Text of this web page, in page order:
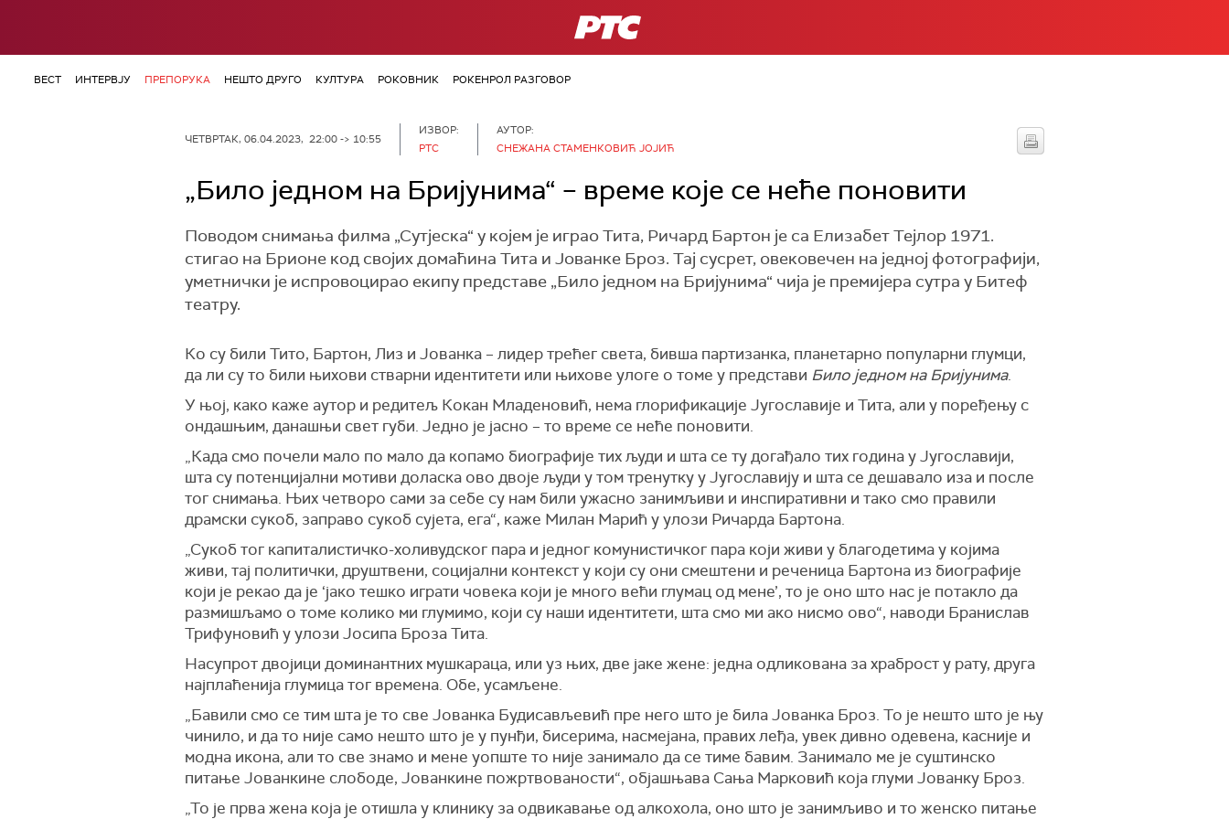
РТС
ВЕСТ ИНТЕРВЈУ ПРЕПОРУКА НЕШТО ДРУГО КУЛТУРА РОКОВНИК РОКЕНРОЛ РАЗГОВОР
ЧЕТВРТАК, 06.04.2023, 22:00 -> 10:55
ИЗВОР:
РТС
АУТОР:
СНЕЖАНА СТАМЕНКОВИЋ ЈОЈИЋ
„Било једном на Бријунима“ – време које се неће поновити
Поводом снимања филма „Сутјеска“ у којем је играо Тита, Ричард Бартон је са Елизабет Тејлор 1971.
стигао на Брионе код својих домаћина Тита и Јованке Броз. Тај сусрет, овековечен на једној фотографији,
уметнички је испровоцирао екипу представе „Било једном на Бријунима“ чија је премијера сутра у Битеф
театру.
Ко су били Тито, Бартон, Лиз и Јованка – лидер трећег света, бивша партизанка, планетарно популарни глумци,
да ли су то били њихови стварни идентитети или њихове улоге о томе у представи Било једном на Бријунима.
У њој, како каже аутор и редитељ Кокан Младеновић, нема глорификације Југославије и Тита, али у поређењу с
ондашњим, данашњи свет губи. Једно је јасно – то време се неће поновити.
„Када смо почели мало по мало да копамо биографије тих људи и шта се ту догађало тих година у Југославији,
шта су потенцијални мотиви доласка ово двоје људи у том тренутку у Југославију и шта се дешавало иза и после
тог снимања. Њих четворо сами за себе су нам били ужасно занимљиви и инспиративни и тако смо правили
драмски сукоб, заправо сукоб сујета, ега“, каже Милан Марић у улози Ричарда Бартона.
„Сукоб тог капиталистичко-холивудског пара и једног комунистичког пара који живи у благодетима у којима
живи, тај политички, друштвени, социјални контекст у који су они смештени и реченица Бартона из биографије
који је рекао да је ‘јако тешко играти човека који је много већи глумац од мене’, то је оно што нас је потакло да
размишљамо о томе колико ми глумимо, који су наши идентитети, шта смо ми ако нисмо ово“, наводи Бранислав
Трифуновић у улози Јосипа Броза Тита.
Насупрот двојици доминантних мушкараца, или уз њих, две јаке жене: једна одликована за храброст у рату, друга
најплаћенија глумица тог времена. Обе, усамљене.
„Бавили смо се тим шта је то све Јованка Будисављевић пре него што је била Јованка Броз. То је нешто што је њу
чинило, и да то није само нешто што је у пунђи, бисерима, насмејана, правих леђа, увек дивно одевена, касније и
модна икона, али то све знамо и мене уопште то није занимало да се тиме бавим. Занимало ме је суштинско
питање Јованкине слободе, Јованкине пожртвованости“, објашњава Сања Марковић која глуми Јованку Броз.
„То је прва жена која је отишла у клинику за одвикавање од алкохола, оно што је занимљиво и то женско питање